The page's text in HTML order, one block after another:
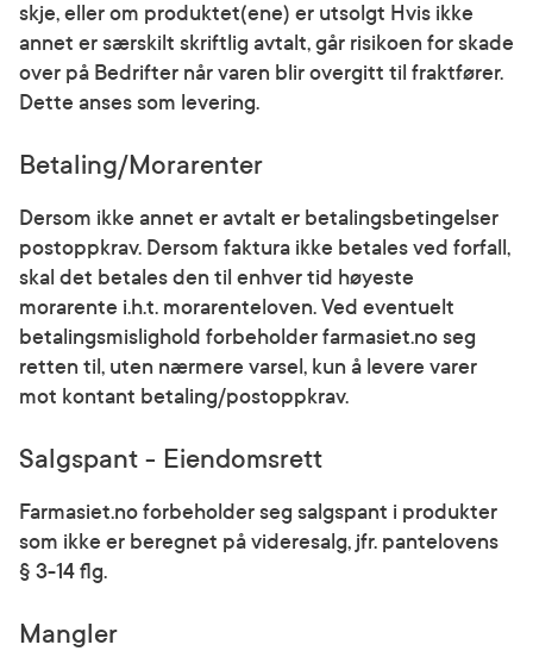
skje, eller om produktet(ene) er utsolgt Hvis ikke
annet er særskilt skriftlig avtalt, går risikoen for skade
over på Bedrifter når varen blir overgitt til fraktfører.
Dette anses som levering.
Betaling/Morarenter
Dersom ikke annet er avtalt er betalingsbetingelser
postoppkrav. Dersom faktura ikke betales ved forfall,
skal det betales den til enhver tid høyeste
morarente i.h.t. morarenteloven. Ved eventuelt
betalingsmislighold forbeholder farmasiet.no seg
retten til, uten nærmere varsel, kun å levere varer
mot kontant betaling/postoppkrav.
Salgspant - Eiendomsrett
Farmasiet.no forbeholder seg salgspant i produkter
som ikke er beregnet på videresalg, jfr. pantelovens
§ 3-14 flg.
Mangler